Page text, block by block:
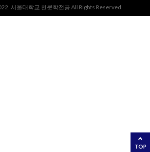
TOP
서울대학교 천문학전공 All Rights Reserved